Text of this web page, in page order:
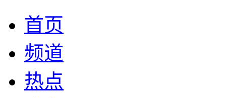
首页
频道
热点